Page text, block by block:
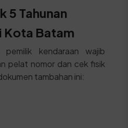
5 Tahunan
Kota Batam
kendaraan wajib
pelat nomor dan cek fisik
tambahan ini: